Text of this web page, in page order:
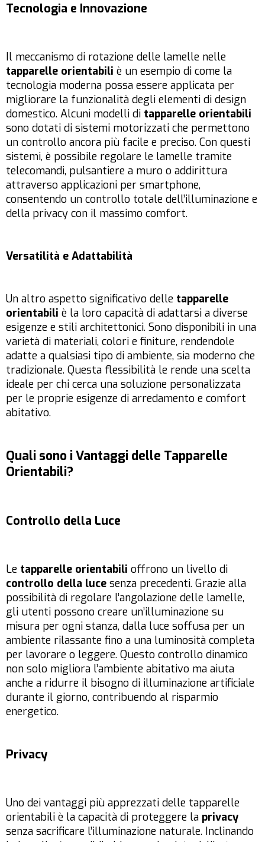
Tecnologia e Innovazione
Il meccanismo di rotazione delle lamelle nelle
tapparelle orientabili è un esempio di come la
tecnologia moderna possa essere applicata per
migliorare la funzionalità degli elementi di design
domestico. Alcuni modelli di tapparelle orientabili
sono dotati di sistemi motorizzati che permettono
un controllo ancora più facile e preciso. Con questi
sistemi, è possibile regolare le lamelle tramite
telecomandi, pulsantiere a muro o addirittura
attraverso applicazioni per smartphone,
consentendo un controllo totale dell’illuminazione e
della privacy con il massimo comfort.
Versatilità e Adattabilità
Un altro aspetto significativo delle tapparelle
orientabili è la loro capacità di adattarsi a diverse
esigenze e stili architettonici. Sono disponibili in una
varietà di materiali, colori e finiture, rendendole
adatte a qualsiasi tipo di ambiente, sia moderno che
tradizionale. Questa flessibilità le rende una scelta
ideale per chi cerca una soluzione personalizzata
per le proprie esigenze di arredamento e comfort
abitativo.
Quali sono i Vantaggi delle Tapparelle
Orientabili?
Controllo della Luce
Le tapparelle orientabili offrono un livello di
controllo della luce senza precedenti. Grazie alla
possibilità di regolare l’angolazione delle lamelle,
gli utenti possono creare un’illuminazione su
misura per ogni stanza, dalla luce soffusa per un
ambiente rilassante fino a una luminosità completa
per lavorare o leggere. Questo controllo dinamico
non solo migliora l’ambiente abitativo ma aiuta
anche a ridurre il bisogno di illuminazione artificiale
durante il giorno, contribuendo al risparmio
energetico.
Privacy
Uno dei vantaggi più apprezzati delle tapparelle
orientabili è la capacità di proteggere la privacy
senza sacrificare l’illuminazione naturale. Inclinando